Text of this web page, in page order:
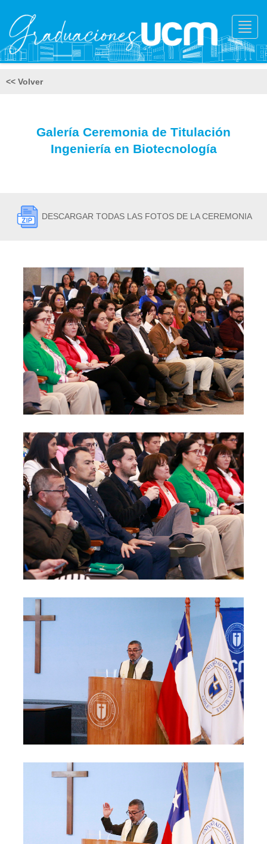
<< Volver
Galería Ceremonia de Titulación
Ingeniería en Biotecnología
DESCARGAR TODAS LAS FOTOS DE LA CEREMONIA